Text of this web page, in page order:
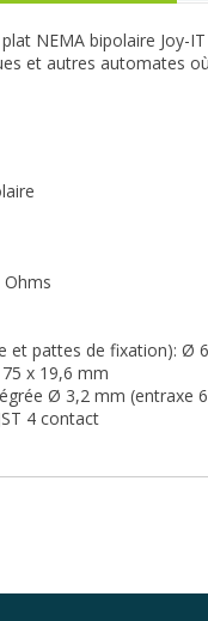
NEMA bipolaire Joy-
et autres automates
Ohms
et pattes de fixation): Ø
x 19,6 mm
Ø 3,2 mm (entraxe
4 contact